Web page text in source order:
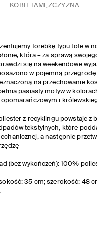
KOBIETA MĘŻCZYZNA
torebkę typu tote w
która – za sprawą
się na weekendowe
w pojemną przegrodę
na przechowanie
pasiasty motyw w
i
z recyklingu powstaje z
tekstylnych, które
a następnie
(bez wykończeń): 100%
35 cm; szerokość: 48